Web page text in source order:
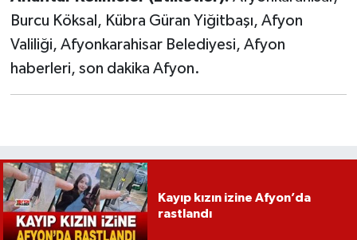
Burcu Köksal, Kübra Güran Yiğitbaşı, Afyon
Valiliği, Afyonkarahisar Belediyesi, Afyon
haberleri, son dakika Afyon.
Kayıp kızın izine Afyon’da
rastlandı